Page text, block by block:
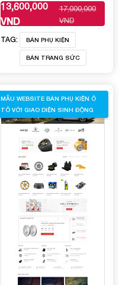
13,600,000
VND
17,000,000
VND
XEM THÊM
TAG: BÁN PHỤ KIỆN
BÁN TRANG SỨC
MẪU WEBSITE BÁN PHỤ KIỆN Ô
TÔ VỚI GIAO DIỆN SINH ĐỘNG